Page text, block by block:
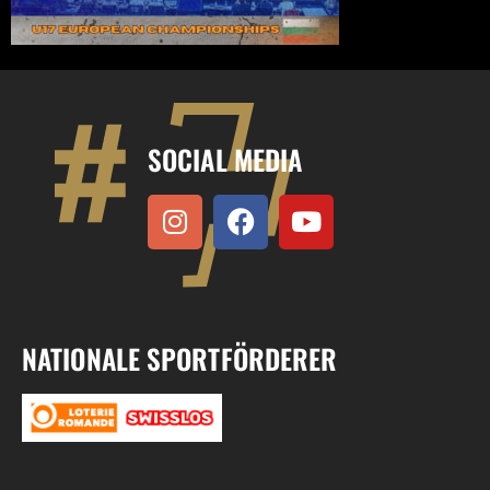
SOCIAL MEDIA
NATIONALE SPORTFÖRDERER